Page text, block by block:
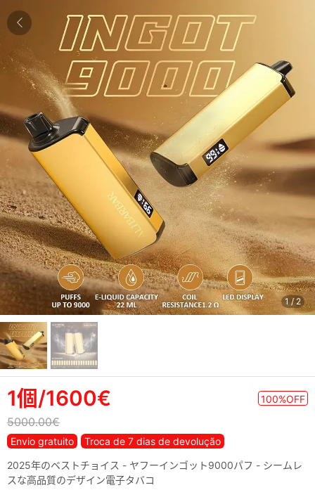
1 /2
1個/1600€ 100%OFF
5000.00€
Envio gratuito
Troca de 7 dias de devolução
2025年のベストチョイス - ヤフーインゴット9000パフ - シームレ
スな高品質のデザイン電子タバコ